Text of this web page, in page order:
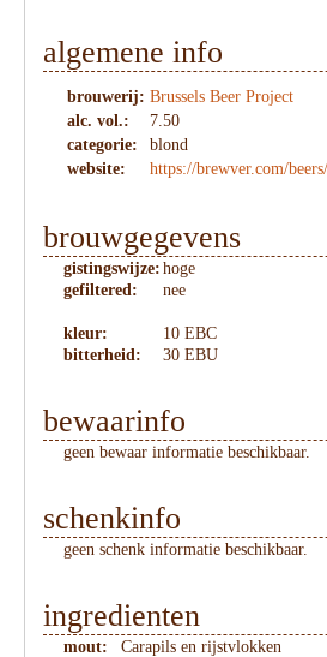
algemene info
brouwerij: Brussels Beer Project
alc. vol.:
7.50
categorie:
blond
website:
https://brewver.com/
brouwgegevens
gistingswijze: hoge
gefiltered:
nee
kleur:
10 EBC
bitterheid:
30 EBU
bewaarinfo
geen bewaar informatie beschikbaar.
schenkinfo
geen schenk informatie beschikbaar.
ingredienten
mout:
Carapils en rijstvlokken